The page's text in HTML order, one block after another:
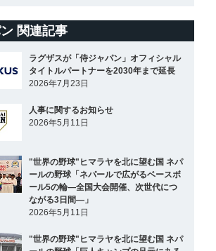
関連記事
ラグザスが「侍ジャパン」オフィシャル
タイトルパートナーを2030年まで延長
2026年7月23日
人事に関するお知らせ
2026年5月11日
"世界の野球"ヒマラヤを北に望む国 ネパ
ールの野球「ネパールで広がるベースボ
ール5の輪―全国大会開催、次世代につ
ながる3日間―」
2026年5月11日
"世界の野球"ヒマラヤを北に望む国 ネパ